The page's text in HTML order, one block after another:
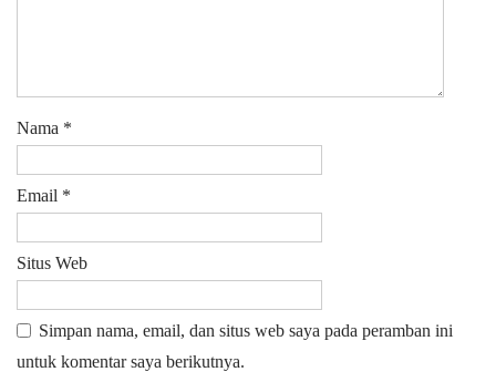
Nama *
Email *
Situs Web
Simpan nama, email, dan situs web saya pada peramban ini
untuk komentar saya berikutnya.